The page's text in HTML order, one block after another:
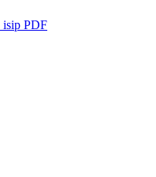
isip PDF